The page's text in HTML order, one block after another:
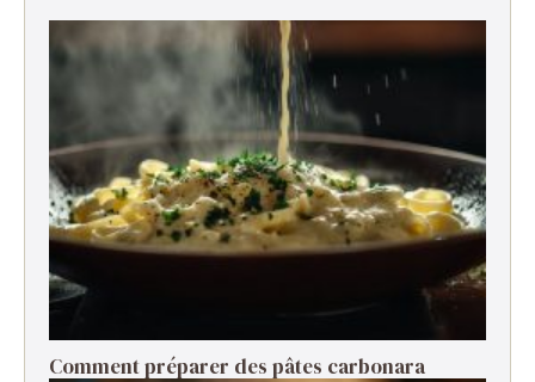
Comment préparer des pâtes carbonara ​